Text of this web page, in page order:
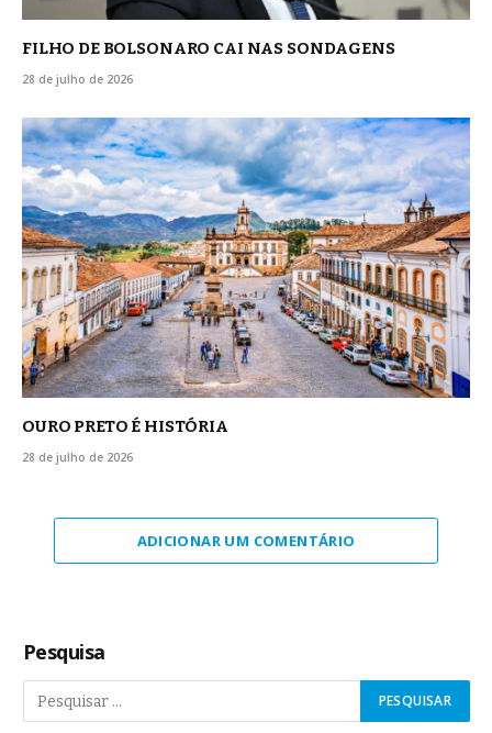
FILHO DE BOLSONARO CAI NAS SONDAGENS
28 de julho de 2026
OURO PRETO É HISTÓRIA
28 de julho de 2026
ADICIONAR UM COMENTÁRIO
Pesquisa